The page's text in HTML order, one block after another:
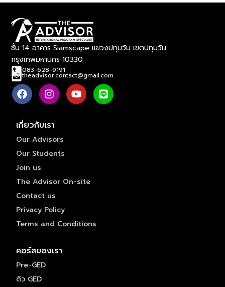
ชั้น 14 อาคาร Siamscape แขวงปทุมวัน เขตปทุมวัน
กรุงเทพมหานคร 10330
083-628-9191
theadvisor.contact@gmail.com
เกี่ยวกับเรา
Our Advisors
Our Students
Join us
The Advisor On-site
Contact us
Privacy Policy
Terms and Conditions
คอร์สของเรา
Pre-GED
ติว GED